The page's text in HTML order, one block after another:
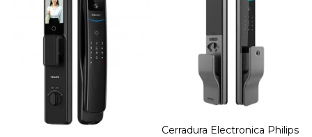
Cerradura Electronica Philips